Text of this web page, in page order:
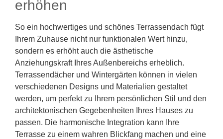
erhöhen
So ein hochwertiges und schönes Terrassendach fügt
Ihrem Zuhause nicht nur funktionalen Wert hinzu,
sondern es erhöht auch die ästhetische
Anziehungskraft Ihres Außenbereichs erheblich.
Terrassendächer und Wintergärten können in vielen
verschiedenen Designs und Materialien gestaltet
werden, um perfekt zu Ihrem persönlichen Stil und den
architektonischen Gegebenheiten Ihres Hauses zu
passen. Die harmonische Integration kann Ihre
Terrasse zu einem wahren Blickfang machen und eine